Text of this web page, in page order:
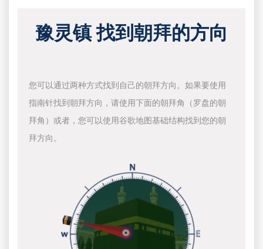
豫灵镇 找到朝拜的方向
您可以通过两种方式找到自己的朝拜方向。如果要使用
指南针找到朝拜方向，请使用下面的朝拜角（罗盘的朝
拜角）或者，您可以使用谷歌地图基础结构找到您的朝
拜方向。